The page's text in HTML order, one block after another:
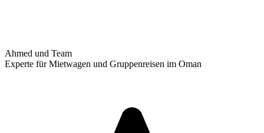
Ahmed und Team
Experte für Mietwagen und Gruppenreisen im Oman